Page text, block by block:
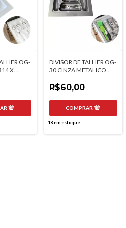
OG-
X
DIVISOR DE TALHER OG-
30 CINZA METALICO
MOLDPLAST
R$60,00
18em estoque